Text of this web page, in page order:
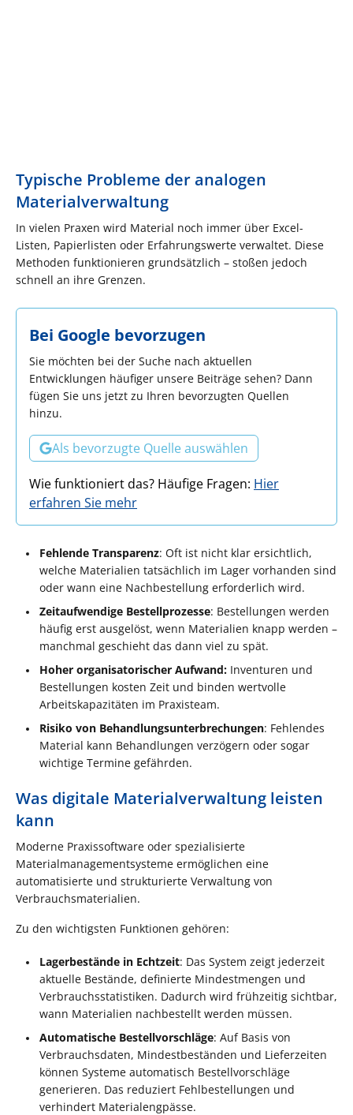
Typische Probleme der analogen
Materialverwaltung
In vielen Praxen wird Material noch immer über Excel-
Listen, Papierlisten oder Erfahrungswerte verwaltet. Diese
Methoden funktionieren grundsätzlich – stoßen jedoch
schnell an ihre Grenzen.
Bei Google bevorzugen
Sie möchten bei der Suche nach aktuellen
Entwicklungen häufiger unsere Beiträge sehen? Dann
fügen Sie uns jetzt zu Ihren bevorzugten Quellen
hinzu.
Als bevorzugte Quelle auswählen
Wie funktioniert das? Häufige Fragen: Hier
erfahren Sie mehr
Fehlende Transparenz: Oft ist nicht klar ersichtlich,
welche Materialien tatsächlich im Lager vorhanden sind
oder wann eine Nachbestellung erforderlich wird.
Zeitaufwendige Bestellprozesse: Bestellungen werden
häufig erst ausgelöst, wenn Materialien knapp werden –
manchmal geschieht das dann viel zu spät.
Hoher organisatorischer Aufwand: Inventuren und
Bestellungen kosten Zeit und binden wertvolle
Arbeitskapazitäten im Praxisteam.
Risiko von Behandlungsunterbrechungen: Fehlendes
Material kann Behandlungen verzögern oder sogar
wichtige Termine gefährden.
Was digitale Materialverwaltung leisten
kann
Moderne Praxissoftware oder spezialisierte
Materialmanagementsysteme ermöglichen eine
automatisierte und strukturierte Verwaltung von
Verbrauchsmaterialien.
Zu den wichtigsten Funktionen gehören:
Lagerbestände in Echtzeit: Das System zeigt jederzeit
aktuelle Bestände, definierte Mindestmengen und
Verbrauchsstatistiken. Dadurch wird frühzeitig sichtbar,
wann Materialien nachbestellt werden müssen.
Automatische Bestellvorschläge: Auf Basis von
Verbrauchsdaten, Mindestbeständen und Lieferzeiten
können Systeme automatisch Bestellvorschläge
generieren. Das reduziert Fehlbestellungen und
verhindert Materialengpässe.